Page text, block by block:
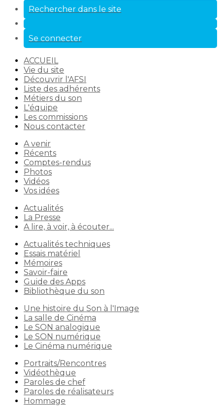
Rechercher dans le site
Se connecter
ACCUEIL
Vie du site
Découvrir l'AFSI
Liste des adhérents
Métiers du son
L'équipe
Les commissions
Nous contacter
A venir
Récents
Comptes-rendus
Photos
Vidéos
Vos idées
Actualités
La Presse
A lire, à voir, à écouter...
Actualités techniques
Essais matériel
Mémoires
Savoir-faire
Guide des Apps
Bibliothèque du son
Une histoire du Son à l'Image
La salle de Cinéma
Le SON analogique
Le SON numérique
Le Cinéma numérique
Portraits/Rencontres
Vidéothèque
Paroles de chef
Paroles de réalisateurs
Hommage